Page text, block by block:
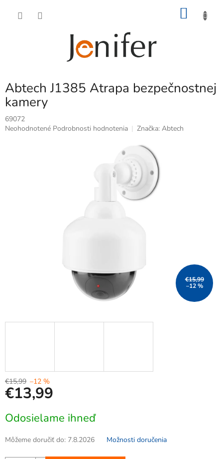
Abtech J1385 Atrapa bezpečnostnej
kamery
69072
Priemerné
Neohodnotené Podrobnosti hodnotenia Značka: Abtech
€15,99
–12 %
€15,99 –12 %
€13,99
cena:
Odosielame ihneď
Môžeme doručiť do: 7.8.2026 Možnosti doručenia